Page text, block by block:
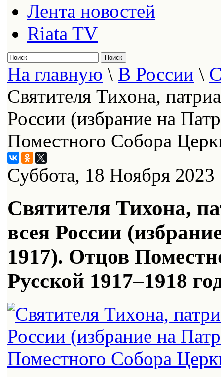
Лента новостей
Riata TV
На главную \ В России \
Святителя Тихона,
России (избрание на
Поместного Собора
Суббота, 18 Ноября 2023
Святителя Тихона,
всея России
1917). Отцов
Русской 1917–1918